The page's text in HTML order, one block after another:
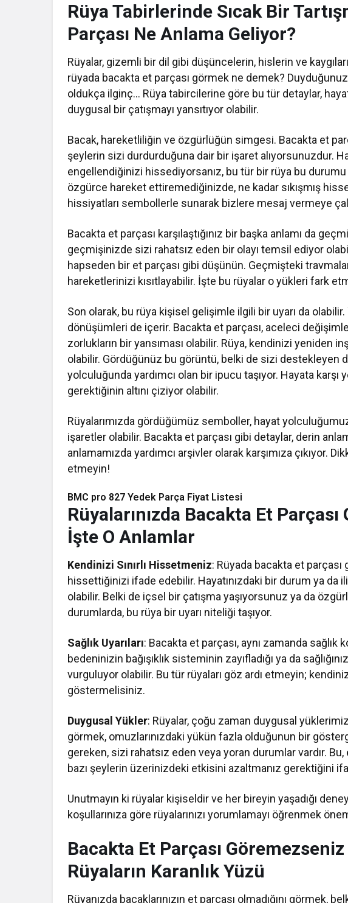
Rüya Tabirlerinde Sıcak Bir
Parçası Ne Anlama Geliyor?
Rüyalar, gizemli bir dil gibi düşüncelerin, hislerin ve kaygıların
rüyada bacakta et parçası görmek ne demek?
oldukça ilginç… Rüya tabircilerine göre bu tür detaylar,
duygusal bir çatışmayı yansıtıyor olabilir.
Bacak, hareketliliğin ve özgürlüğün simgesi. Bacakta et
şeylerin sizi durdurduğuna dair bir işaret alıyorsunuzdur.
engellendiğinizi hissediyorsanız, bu tür bir rüya bu durumu
özgürce hareket ettiremediğinizde, ne kadar sıkışmış
hissiyatları sembollerle sunarak bizlere mesaj vermeye
Bacakta et parçası karşılaştığınız bir başka anlamı da
geçmişinizde sizi rahatsız eden bir olayı temsil ediyor
hapseden bir et parçası gibi düşünün. Geçmişteki
hareketlerinizi kısıtlayabilir. İşte bu rüyalar o yükleri fark
Son olarak, bu rüya kişisel gelişimle ilgili bir uyarı da
dönüşümleri de içerir. Bacakta et parçası, aceleci
zorlukların bir yansıması olabilir. Rüya, kendinizi yeniden
olabilir. Gördüğünüz bu görüntü, belki de sizi destekleyen
yolculuğunda yardımcı olan bir ipucu taşıyor. Hayata karşı
gerektiğinin altını çiziyor olabilir.
Rüyalarımızda gördüğümüz semboller, hayat
işaretler olabilir. Bacakta et parçası gibi detaylar, derin
anlamamızda yardımcı arşivler olarak karşımıza çıkıyor.
etmeyin!
BMC pro 827 Yedek Parça Fiyat Listesi​
Rüyalarınızda Bacakta Et
İşte O Anlamlar
Kendinizi Sınırlı Hissetmeniz: Rüyada bacakta et parçası
hissettiğinizi ifade edebilir. Hayatınızdaki bir durum ya da
olabilir. Belki de içsel bir çatışma yaşıyorsunuz ya da
durumlarda, bu rüya bir uyarı niteliği taşıyor.
Sağlık Uyarıları: Bacakta et parçası, aynı zamanda sağlık
bedeninizin bağışıklık sisteminin zayıfladığı ya da
vurguluyor olabilir. Bu tür rüyaları göz ardı etmeyin;
göstermelisiniz.
Duygusal Yükler: Rüyalar, çoğu zaman duygusal
görmek, omuzlarınızdaki yükün fazla olduğunun bir
gereken, sizi rahatsız eden veya yoran durumlar vardır.
bazı şeylerin üzerinizdeki etkisini azaltmanız gerektiğini
Unutmayın ki rüyalar kişiseldir ve her bireyin yaşadığı
koşullarınıza göre rüyalarınızı yorumlamayı öğrenmek
Bacakta Et Parçası
Rüyaların Karanlık Yüzü
Rüyanızda bacaklarınızın et parçası olmadığını görmek,